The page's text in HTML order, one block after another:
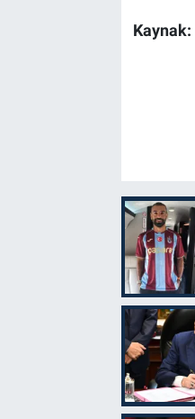
Kaynak: